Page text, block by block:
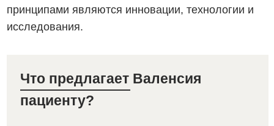
принципами являются инновации, технологии и
исследования.
Что предлагает Валенсия
пациенту?